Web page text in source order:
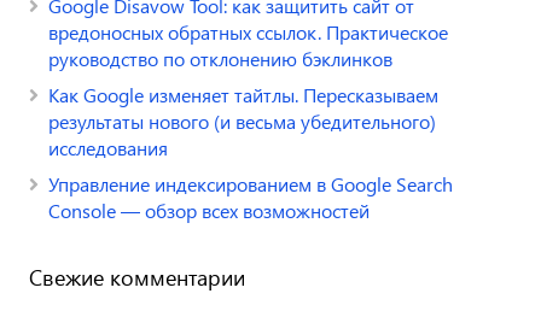
Google Disavow Tool: как защитить сайт от
вредоносных обратных ссылок. Практическое
руководство по отклонению бэклинков
Как Google изменяет тайтлы. Пересказываем
результаты нового (и весьма убедительного)
исследования
Управление индексированием в Google Search
Console — обзор всех возможностей
Свежие комментарии